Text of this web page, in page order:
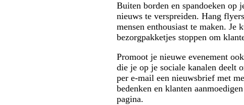
Buiten borden en spandoeken op
nieuws te verspreiden. Hang
mensen enthousiast te maken.
bezorgpakketjes stoppen om
Promoot je nieuwe evenement
die je op je sociale kanalen deelt
per e-mail een nieuwsbrief met
bedenken en klanten
pagina.